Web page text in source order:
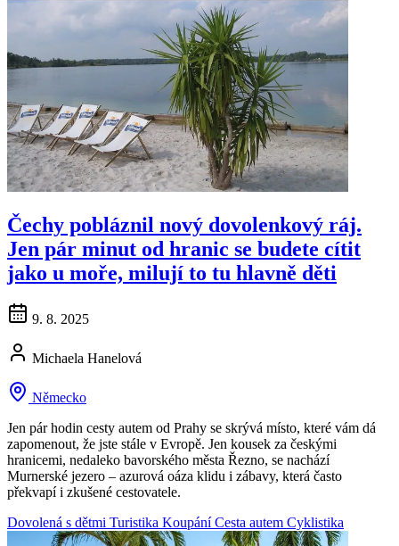
Čechy pobláznil nový dovolenkový ráj.
Jen pár minut od hranic se budete cítit
jako u moře, milují to tu hlavně děti
9. 8. 2025
Michaela Hanelová
Německo
Jen pár hodin cesty autem od Prahy se skrývá místo, které vám dá
zapomenout, že jste stále v Evropě. Jen kousek za českými
hranicemi, nedaleko bavorského města Řezno, se nachází
Murnerské jezero – azurová oáza klidu i zábavy, která často
překvapí i zkušené cestovatele.
Dovolená s dětmi Turistika Koupání Cesta autem Cyklistika